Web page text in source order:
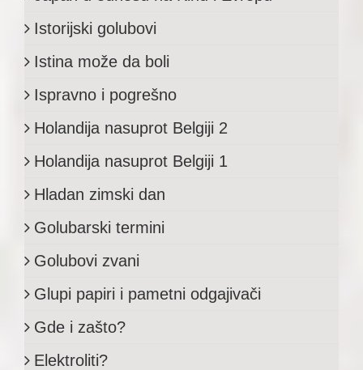
Istorijski golubovi
Istina može da boli
Ispravno i pogrešno
Holandija nasuprot Belgiji 2
Holandija nasuprot Belgiji 1
Hladan zimski dan
Golubarski termini
Golubovi zvani
Glupi papiri i pametni odgajivači
Gde i zašto?
Elektroliti?